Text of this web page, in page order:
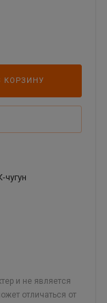
КОРЗИНУ
чугун
и не является
отличаться от